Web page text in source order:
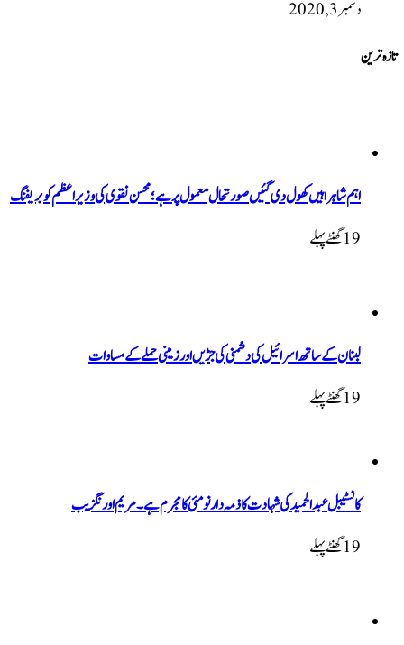
دسمبر 3, 2020
تازہ ترین
اہم شاہراہیں کھول دی گئیں صورتحال معمول پر ہے؛ محسن نقوی کی وزیراعظم کو بریفنگ
19 گھنٹےپہلے
لبنان کے ساتھ اسرائیل کی دشمنی کی جڑیں اور زمینی حملے کے مساوات
19 گھنٹےپہلے
کانسٹیبل عبدالحمید کی شہادت کا ذمہ دار نو مئی کا مجرم ہے۔ مریم اورنگزیب
19 گھنٹےپہلے